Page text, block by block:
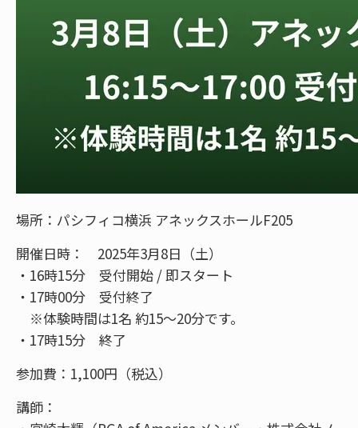
場所：パシフィコ横浜 アネックスホールF205
開催日時： 2025年3月8日（土）
・16時15分 受付開始 / 即スタート
・17時00分 受付終了
※体験時間は1名 約15～20分です。
・17時15分 終了
参加費：1,100円（税込）
講師：